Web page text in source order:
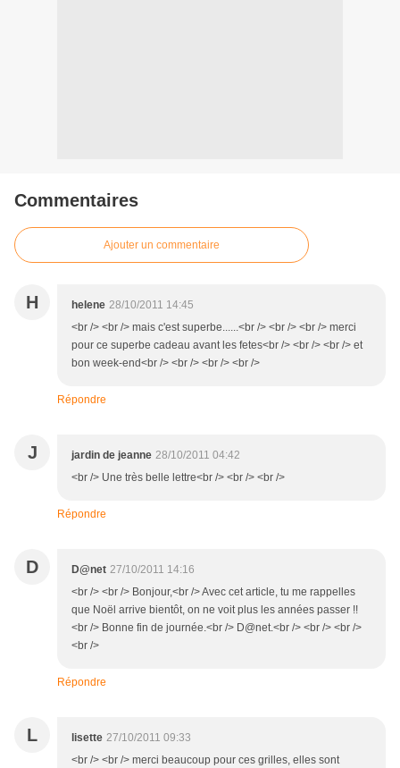
Commentaires
Ajouter un commentaire
H helene 28/10/2011 14:45
<br /> <br /> mais c'est superbe......<br /> <br /> <br /> merci
pour ce superbe cadeau avant les fetes<br /> <br /> <br /> et
bon week-end<br /> <br /> <br /> <br />
Répondre
J jardin de jeanne 28/10/2011 04:42
<br /> Une très belle lettre<br /> <br /> <br />
Répondre
D D@net 27/10/2011 14:16
<br /> <br /> Bonjour,<br /> Avec cet article, tu me rappelles
que Noël arrive bientôt, on ne voit plus les années passer !!
<br /> Bonne fin de journée.<br /> D@net.<br /> <br /> <br />
<br />
Répondre
L lisette 27/10/2011 09:33
<br /> <br /> merci beaucoup pour ces grilles, elles sont